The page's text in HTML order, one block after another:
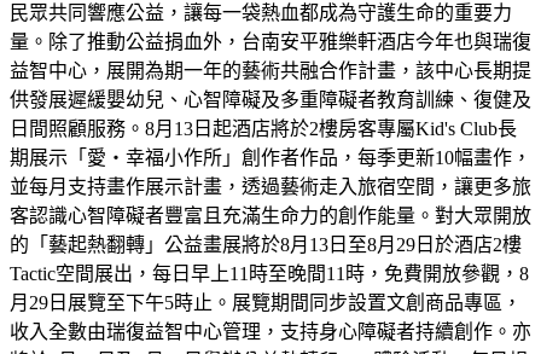
民眾共同響應公益，讓每一袋熱血都成為守護生命的重要力
量。除了推動公益捐血外，台南安平雅樂軒酒店今年也與瑞復
益智中心，展開為期一年的藝術共融合作計畫，該中心長期提
供發展遲緩嬰幼兒、心智障礙及多重障礙者教育訓練、復健及
日間照顧服務。8月13日起酒店將於2樓房客專屬Kid's Club長
期展示「愛・幸福小作所」創作者作品，每季更新10幅畫作，
並每月支持畫作展示計畫，透過藝術走入旅宿空間，讓更多旅
客認識心智障礙者豐富且充滿生命力的創作能量。對大眾開放
的「藝起熱翻轉」公益畫展將於8月13日至8月29日於酒店2樓
Tactic空間展出，每日早上11時至晚間11時，免費開放參觀，8
月29日展覽至下午5時止。展覽期間同步設置文創商品專區，
收入全數由瑞復益智中心管理，支持身心障礙者持續創作。亦